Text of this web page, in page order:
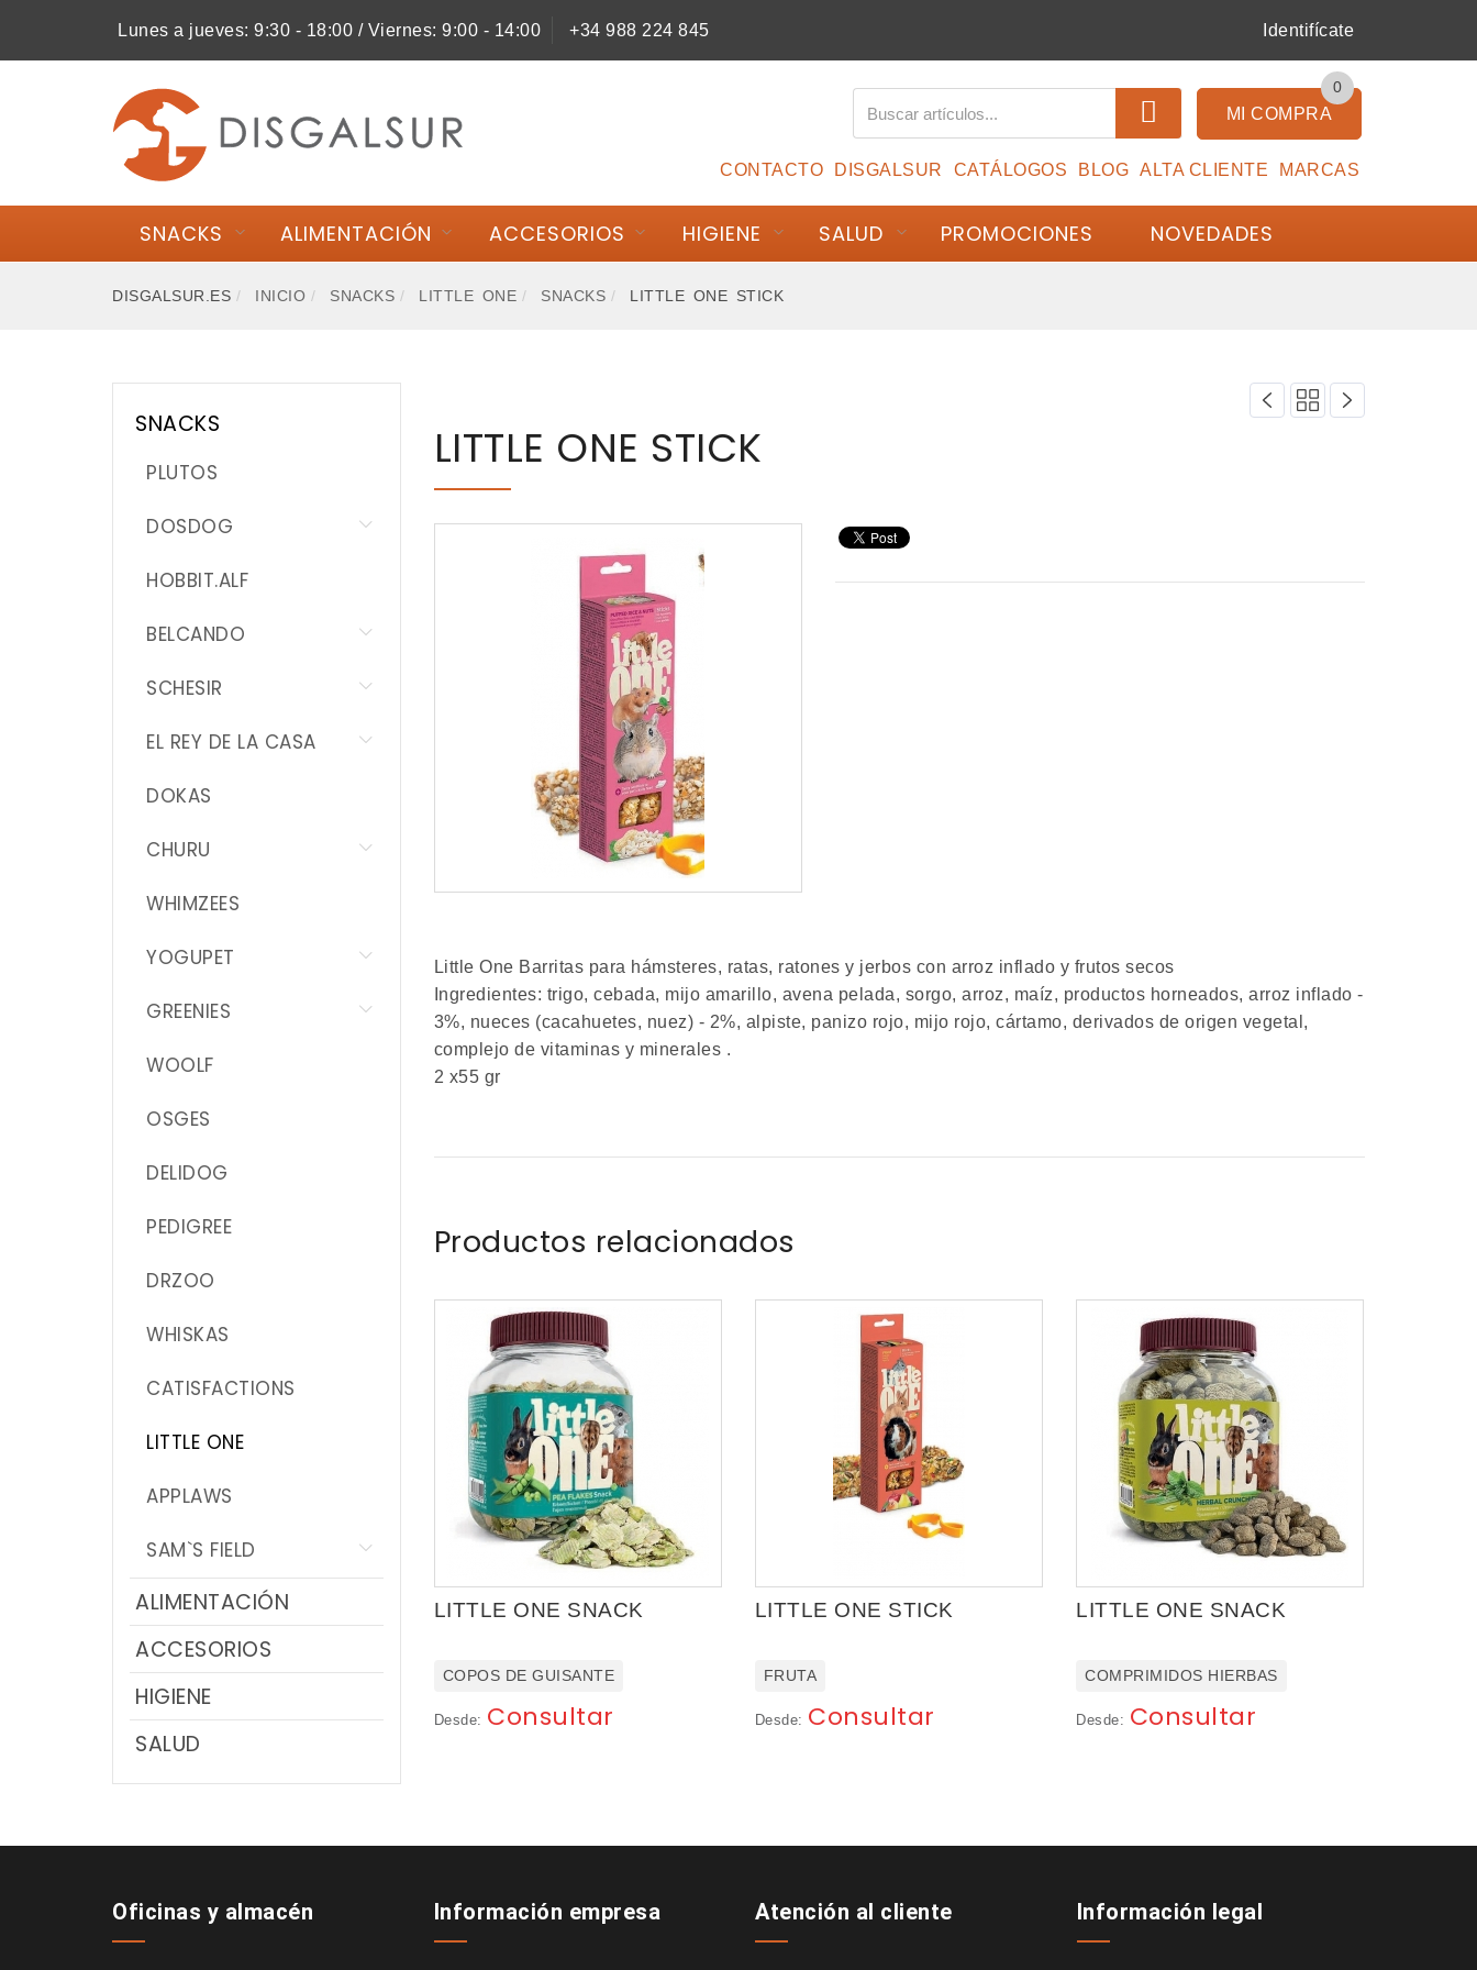
Lunes a jueves: 9:30 - 18:00 / Viernes: 9:00 - 14:00 +34 988 224 845 Identifícate
0
MI COMPRA
CONTACTO DISGALSUR CATÁLOGOS BLOG ALTA CLIENTE MARCAS
SNACKS ALIMENTACIÓN ACCESORIOS HIGIENE SALUD PROMOCIONES NOVEDADES
MI COMPRA
ALIMENTACIÓN
ACCESORIOS
DISGALSUR.ES INICIO SNACKS LITTLE ONE SNACKS LITTLE ONE STICK
SNACKS
PLUTOS
DOSDOG
HOBBIT.ALF
BELCANDO
SCHESIR
EL REY DE LA CASA
DOKAS
CHURU
WHIMZEES
YOGUPET
GREENIES
WOOLF
OSGES
DELIDOG
PEDIGREE
DRZOO
WHISKAS
CATISFACTIONS
LITTLE ONE
APPLAWS
SAM`S FIELD
ALIMENTACIÓN
ACCESORIOS
HIGIENE
SALUD
LITTLE ONE STICK
Little One Barritas para hámsteres, ratas, ratones y jerbos con arroz inflado y frutos secos
Ingredientes: trigo, cebada, mijo amarillo, avena pelada, sorgo, arroz, maíz, productos horneados, arroz inflado -
3%, nueces (cacahuetes, nuez) - 2%, alpiste, panizo rojo, mijo rojo, cártamo, derivados de origen vegetal,
complejo de vitaminas y minerales .
2 x55 gr
Productos relacionados
LITTLE ONE SNACK
COPOS DE GUISANTE
Desde: Consultar
LITTLE ONE STICK
FRUTA
Desde: Consultar
LITTLE ONE SNACK
COMPRIMIDOS HIERBAS
Desde: Consultar
Oficinas y almacén Información empresa Atención al cliente Información legal